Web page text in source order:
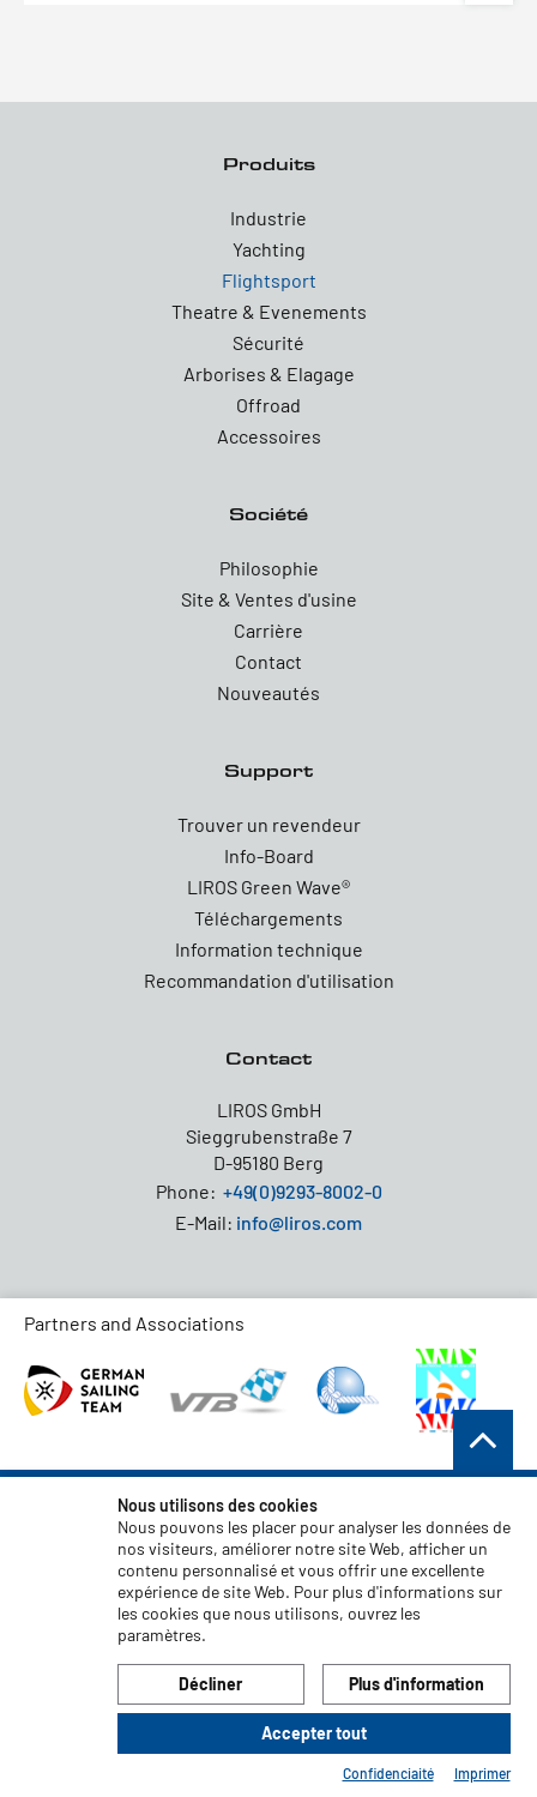
Produits
Industrie
Yachting
Flightsport
Theatre & Evenements
Sécurité
Arborises & Elagage
Offroad
Accessoires
Société
Philosophie
Site & Ventes d'usine
Carrière
Contact
Nouveautés
Support
Trouver un revendeur
Info-Board
LIROS Green Wave®
Téléchargements
Information technique
Recommandation d'utilisation
Contact
LIROS GmbH
Sieggrubenstraße 7
D-95180 Berg
Phone: +49(0)9293-8002-0
E-Mail: info@liros.com
Partners and Associations
Conditions générales de vente
Protection des données
Clause de non-responsabilité
Mentions légales
Code of Conduct
© 2026 LIROS GmbH
Nous utilisons des cookies
Nous pouvons les placer pour analyser les données de
nos visiteurs, améliorer notre site Web, afficher un
contenu personnalisé et vous offrir une excellente
expérience de site Web. Pour plus d'informations sur
les cookies que nous utilisons, ouvrez les
paramètres.
Décliner
Accepter tout
Plus d'information
Confidenciaité Imprimer